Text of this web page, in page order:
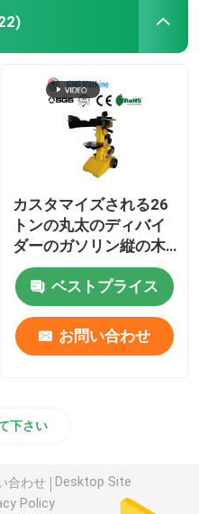
カスタマイズされる26
トンの丸太のディバイ
ダーのガソリン縦の木
製の丸太のディバイダ
ーを着色しなさい
ベストプライス
お問い合わせ
下さい
合わせ
Desktop Site
Policy